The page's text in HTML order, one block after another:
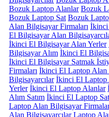
Bozuk Laptop Alanlar Bozuk
Bozuk Laptop Sat Bozuk
Alan Bilgisayar Firmaları İkinci
El Bilgisayar Alan
İkinci El Bilgisayar Alan Yerler
Bilgisayar Alım İkinci El
İkinci El Bilgisayar Satmak
Firmaları İkinci El Laptop Alan
Bilgisayarcılar İkinci El Laptop
Yerler İkinci El Laptop Alanlar
Alım Satım İkinci El Laptop Sat
Laptop Alan Bilgisayar
Alan Bilgisayarcılar Laptop